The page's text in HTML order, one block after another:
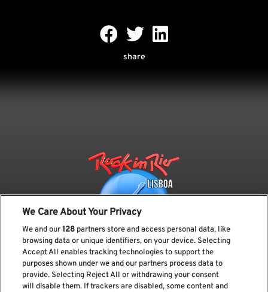
share
Subscreve a nossa newsletter
We Care About Your Privacy
We and our128 partners store and access personal data, like
browsing data or unique identifiers, on your device. Selecting
Accept All enables tracking technologies to support the
purposes shown under we and our partners process data to
provide. Selecting Reject All or withdrawing your consent
will disable them. If trackers are disabled, some content and